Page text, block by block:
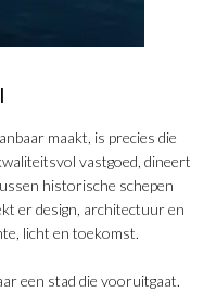
maakt, is precies die
vastgoed, dineert
historische schepen
er design, architectuur en
licht en toekomst.
een stad die vooruitgaat.